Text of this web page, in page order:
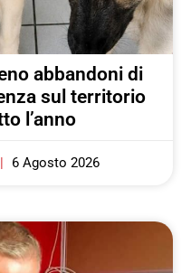
abbandoni di
sul territorio
l’anno
6 Agosto 2026